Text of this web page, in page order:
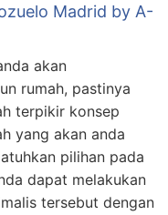
Madrid by A-
akan
rumah, pastinya
terpikir konsep
yang akan anda
pilihan pada
dapat melakukan
tersebut dengan